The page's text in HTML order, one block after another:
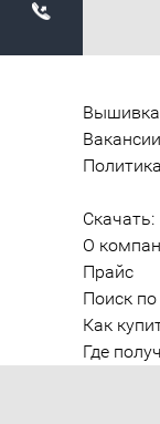
Вышивка
Вакансии
Скачать:
О
Прайс
Поиск по
Как
Где